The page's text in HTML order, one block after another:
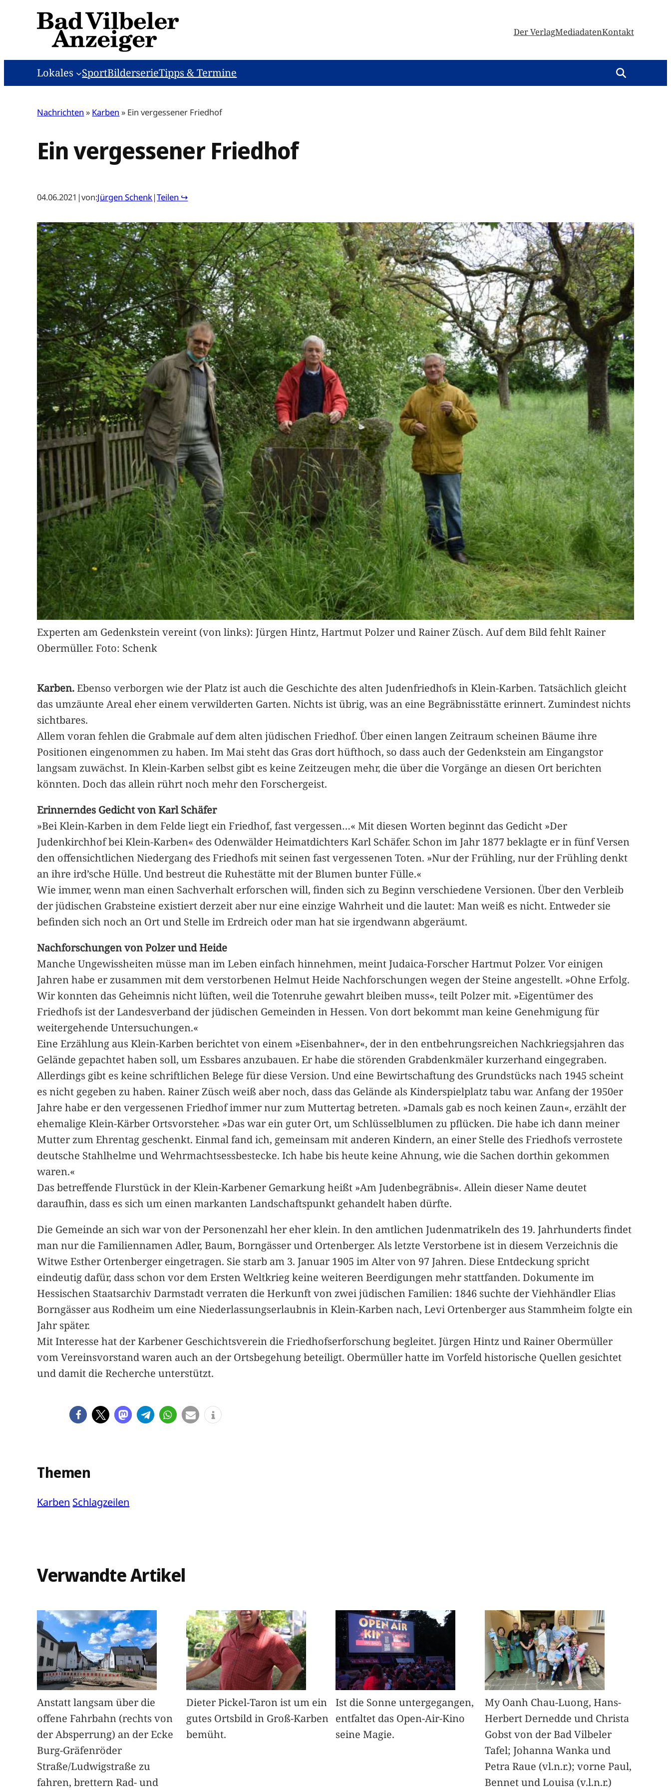
Der VerlagMediadatenKontakt
Lokales SportBilderserieTipps & Termine
Nachrichten » Karben » Ein vergessener Friedhof
Ein vergessener Friedhof
04.06.2021 |von:Jürgen Schenk|Teilen ↪
Experten am Gedenkstein vereint (von links): Jürgen Hintz, Hartmut Polzer und Rainer Züsch. Auf dem Bild fehlt Rainer
Obermüller. Foto: Schenk
Karben.Ebenso verborgen wie der Platz ist auch die Geschichte des alten Judenfriedhofs in Klein-Karben. Tatsächlich gleicht
das umzäunte Areal eher einem verwilderten Garten. Nichts ist übrig, was an eine Begräbnisstätte erinnert. Zumindest nichts
sichtbares.
Allem voran fehlen die Grabmale auf dem alten jüdischen Friedhof. Über einen langen Zeitraum scheinen Bäume ihre
Positionen eingenommen zu haben. Im Mai steht das Gras dort hüfthoch, so dass auch der Gedenkstein am Eingangstor
langsam zuwächst. In Klein-Karben selbst gibt es keine Zeitzeugen mehr, die über die Vorgänge an diesen Ort berichten
könnten. Doch das allein rührt noch mehr den Forschergeist.
Erinnerndes Gedicht von Karl Schäfer
»Bei Klein-Karben in dem Felde liegt ein Friedhof, fast vergessen…« Mit diesen Worten beginnt das Gedicht »Der
Judenkirchhof bei Klein-Karben« des Odenwälder Heimatdichters Karl Schäfer. Schon im Jahr 1877 beklagte er in fünf Versen
den offensichtlichen Niedergang des Friedhofs mit seinen fast vergessenen Toten. »Nur der Frühling, nur der Frühling denkt
an ihre ird’sche Hülle. Und bestreut die Ruhestätte mit der Blumen bunter Fülle.«
Wie immer, wenn man einen Sachverhalt erforschen will, finden sich zu Beginn verschiedene Versionen. Über den Verbleib
der jüdischen Grabsteine existiert derzeit aber nur eine einzige Wahrheit und die lautet: Man weiß es nicht. Entweder sie
befinden sich noch an Ort und Stelle im Erdreich oder man hat sie irgendwann abgeräumt.
Nachforschungen von Polzer und Heide
Manche Ungewissheiten müsse man im Leben einfach hinnehmen, meint Judaica-Forscher Hartmut Polzer. Vor einigen
Jahren habe er zusammen mit dem verstorbenen Helmut Heide Nachforschungen wegen der Steine angestellt. »Ohne Erfolg.
Wir konnten das Geheimnis nicht lüften, weil die Totenruhe gewahrt bleiben muss«, teilt Polzer mit. »Eigentümer des
Friedhofs ist der Landesverband der jüdischen Gemeinden in Hessen. Von dort bekommt man keine Genehmigung für
weitergehende Untersuchungen.«
Eine Erzählung aus Klein-Karben berichtet von einem »Eisenbahner«, der in den entbehrungsreichen Nachkriegsjahren das
Gelände gepachtet haben soll, um Essbares anzubauen. Er habe die störenden Grabdenkmäler kurzerhand eingegraben.
Allerdings gibt es keine schriftlichen Belege für diese Version. Und eine Bewirtschaftung des Grundstücks nach 1945 scheint
es nicht gegeben zu haben. Rainer Züsch weiß aber noch, dass das Gelände als Kinderspielplatz tabu war. Anfang der 1950er
Jahre habe er den vergessenen Friedhof immer nur zum Muttertag betreten. »Damals gab es noch keinen Zaun«, erzählt der
ehemalige Klein-Kärber Ortsvorsteher. »Das war ein guter Ort, um Schlüsselblumen zu pflücken. Die habe ich dann meiner
Mutter zum Ehrentag geschenkt. Einmal fand ich, gemeinsam mit anderen Kindern, an einer Stelle des Friedhofs verrostete
deutsche Stahlhelme und Wehrmachtsessbestecke. Ich habe bis heute keine Ahnung, wie die Sachen dorthin gekommen
waren.«
Das betreffende Flurstück in der Klein-Karbener Gemarkung heißt »Am Judenbegräbnis«. Allein dieser Name deutet
daraufhin, dass es sich um einen markanten Landschaftspunkt gehandelt haben dürfte.
Die Gemeinde an sich war von der Personenzahl her eher klein. In den amtlichen Judenmatrikeln des 19. Jahrhunderts findet
man nur die Familiennamen Adler, Baum, Borngässer und Ortenberger. Als letzte Verstorbene ist in diesem Verzeichnis die
Witwe Esther Ortenberger eingetragen. Sie starb am 3. Januar 1905 im Alter von 97 Jahren. Diese Entdeckung spricht
eindeutig dafür, dass schon vor dem Ersten Weltkrieg keine weiteren Beerdigungen mehr stattfanden. Dokumente im
Hessischen Staatsarchiv Darmstadt verraten die Herkunft von zwei jüdischen Familien: 1846 suchte der Viehhändler Elias
Borngässer aus Rodheim um eine Niederlassungserlaubnis in Klein-Karben nach, Levi Ortenberger aus Stammheim folgte ein
Jahr später.
Mit Interesse hat der Karbener Geschichtsverein die Friedhofserforschung begleitet. Jürgen Hintz und Rainer Obermüller
vom Vereinsvorstand waren auch an der Ortsbegehung beteiligt. Obermüller hatte im Vorfeld historische Quellen gesichtet
und damit die Recherche unterstützt.
Themen
Karben Schlagzeilen
Verwandte Artikel
Anstatt langsam über die
offene Fahrbahn (rechts von
der Absperrung) an der Ecke
Burg-Gräfenröder
Straße/Ludwigstraße zu
fahren, brettern Rad- und
Dieter Pickel-Taron ist um ein
gutes Ortsbild in Groß-Karben
bemüht.
Ist die Sonne untergegangen,
entfaltet das Open-Air-Kino
seine Magie.
My Oanh Chau-Luong, Hans-
Herbert Dernedde und Christa
Gobst von der Bad Vilbeler
Tafel; Johanna Wanka und
Petra Raue (vl.n.r.); vorne Paul,
Bennet und Louisa (v.l.n.r.)